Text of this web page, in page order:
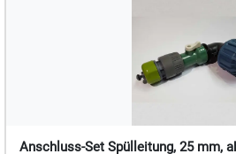
Anschluss-Set Spülleitung, 25 mm,